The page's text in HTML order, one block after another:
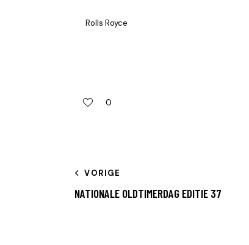
Rolls Royce
0
VORIGE
NATIONALE OLDTIMERDAG EDITIE 37